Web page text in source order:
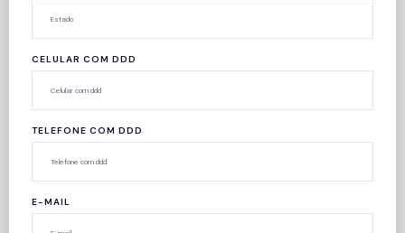
CELULAR COM DDD
TELEFONE COM DDD
E-MAIL